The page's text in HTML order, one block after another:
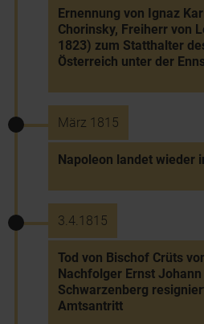
Ernennung von Ignaz
Chorinsky, Freiherr von
1823) zum Statthalter
Österreich unter der
März 1815
Napoleon landet wieder
3.4.1815
Tod von Bischof Crüts
Nachfolger Ernst
Schwarzenberg
Amtsantritt